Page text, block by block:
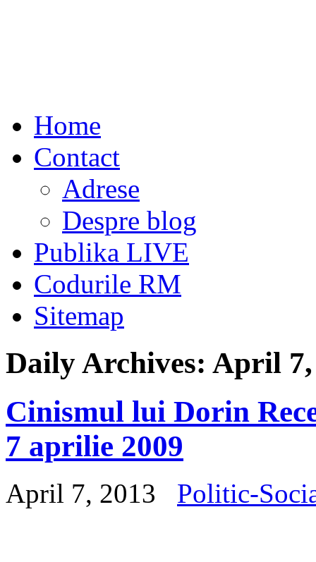
Home
Contact
Adrese
Despre blog
Publika LIVE
Codurile RM
Sitemap
Daily Archives: April 7,
Cinismul lui Dorin
7 aprilie 2009
April 7, 2013 Politic-